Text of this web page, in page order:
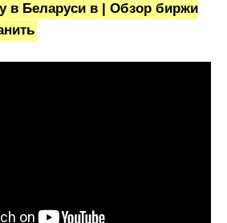
в Беларуси в | Обзор биржи